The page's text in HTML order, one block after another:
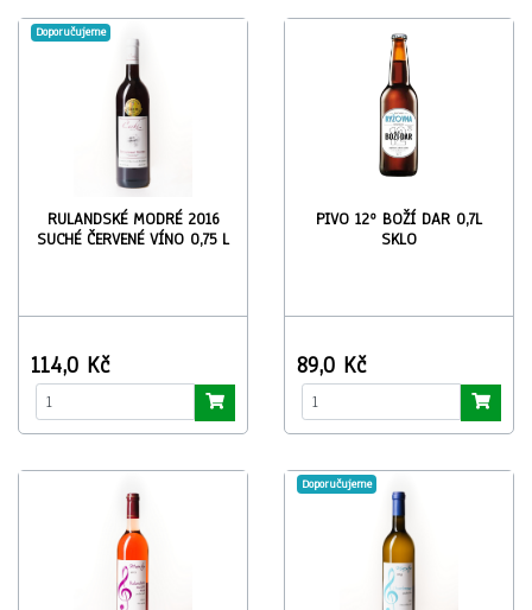
Doporučujeme
RULANDSKÉ MODRÉ 2016
SUCHÉ ČERVENÉ VÍNO 0,75 L
114,0 Kč
PIVO 12º BOŽÍ DAR 0,7L
SKLO
89,0 Kč
Doporučujeme